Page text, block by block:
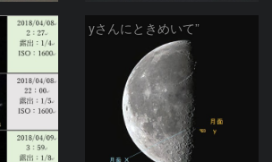
yさんにときめいて”